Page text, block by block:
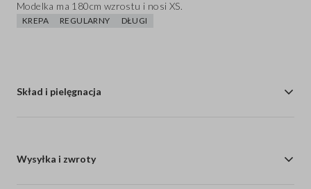
Modelka ma 180cm wzrostu i nosi XS.
KREPA REGULARNY DŁUGI
Skład i pielęgnacja
Wysyłka i zwroty